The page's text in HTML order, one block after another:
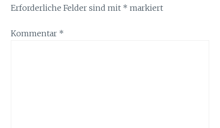
Erforderliche Felder sind mit * markiert
Kommentar *